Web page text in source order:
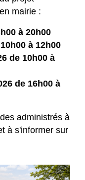
mairie :
à 20h00
à 12h00
de 10h00 à
de 16h00 à
administrés à
à s'informer sur